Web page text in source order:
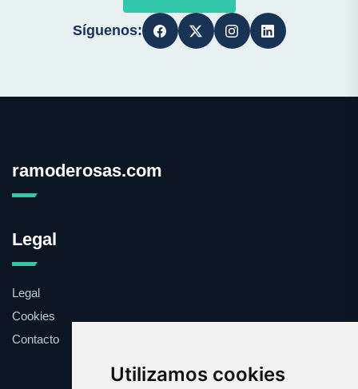
Utilizamos cookies
Síguenos:
ramoderosas.com
Legal
Legal
Cookies
Contacto